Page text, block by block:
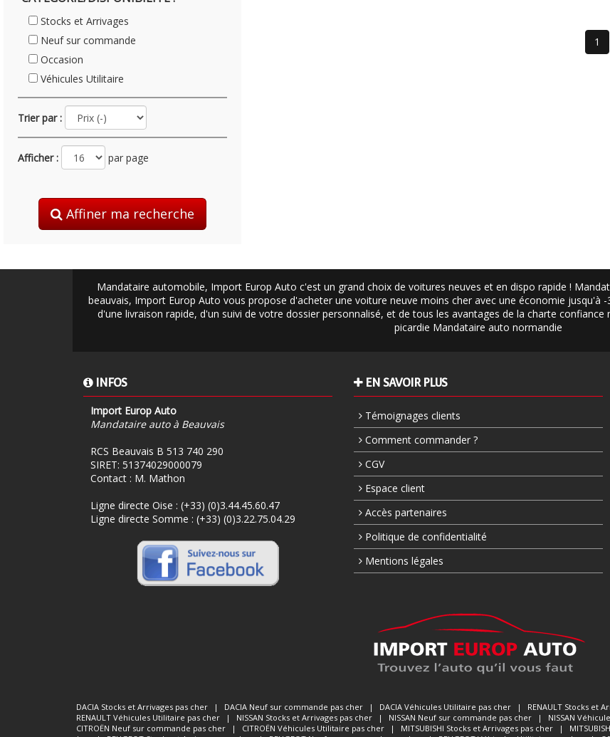
Stocks et Arrivages
Neuf sur commande
Occasion
Véhicules Utilitaire
Trier par :
Afficher : par page
Affiner ma recherche
1
Mandataire automobile, Import Europ Auto c'est un grand choix de voitures neuves et en dispo rapide !
beauvais, Import Europ Auto vous propose d'acheter une voiture neuve moins cher avec une économie jusqu'à
d'une livraison rapide, d'un suivi de votre dossier personnalisé, et de tous les avantages de la charte
picardie Mandataire auto normandie
INFOS
Import Europ Auto
Mandataire auto à Beauvais
RCS Beauvais B 513 740 290
SIRET: 51374029000079
Contact : M. Mathon
Ligne directe Oise : (+33) (0)3.44.45.60.47
Ligne directe Somme : (+33) (0)3.22.75.04.29
EN SAVOIR PLUS
Témoignages clients
Comment commander ?
CGV
Espace client
Accès partenaires
Politique de confidentialité
Mentions légales
DACIA Stocks et Arrivages pas cher | DACIA Neuf sur commande pas cher | DACIA Véhicules Utilitaire pas cher | RENAULT Stocks et
RENAULT Véhicules Utilitaire pas cher | NISSAN Stocks et Arrivages pas cher | NISSAN Neuf sur commande pas cher | NISSAN
CITROËN Neuf sur commande pas cher | CITROËN Véhicules Utilitaire pas cher | MITSUBISHI Stocks et Arrivages pas cher |